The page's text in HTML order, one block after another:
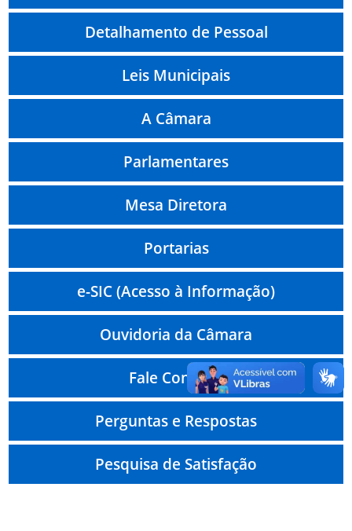
Detalhamento de Pessoal
Leis Municipais
A Câmara
Parlamentares
Mesa Diretora
Portarias
e-SIC (Acesso à Informação)
Ouvidoria da Câmara
Fale Conosco
Perguntas e Respostas
Pesquisa de Satisfação